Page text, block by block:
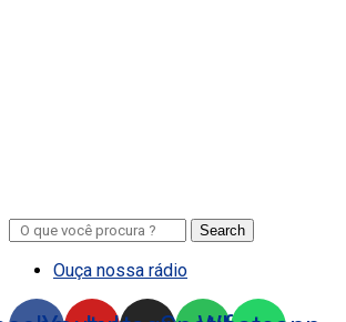
Search
Ouça nossa rádio